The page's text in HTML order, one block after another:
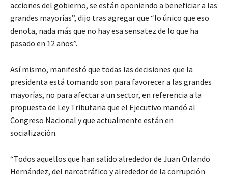
acciones del gobierno, se están oponiendo a beneficiar a las
grandes mayorías”, dijo tras agregar que “lo único que eso
denota, nada más que no hay esa sensatez de lo que ha
pasado en 12 años”.
Así mismo, manifestó que todas las decisiones que la
presidenta está tomando son para favorecer a las grandes
mayorías, no para afectar a un sector, en referencia a la
propuesta de Ley Tributaria que el Ejecutivo mandó al
Congreso Nacional y que actualmente están en
socialización.
“Todos aquellos que han salido alrededor de Juan Orlando
Hernández, del narcotráfico y alrededor de la corrupción